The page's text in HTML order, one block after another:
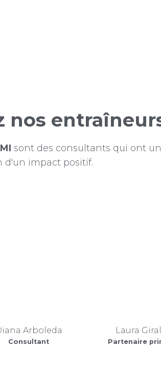
nos
sont des consultants qui ont
d'un impact positif.
Arboleda
Consultant
Laura
Partenaire